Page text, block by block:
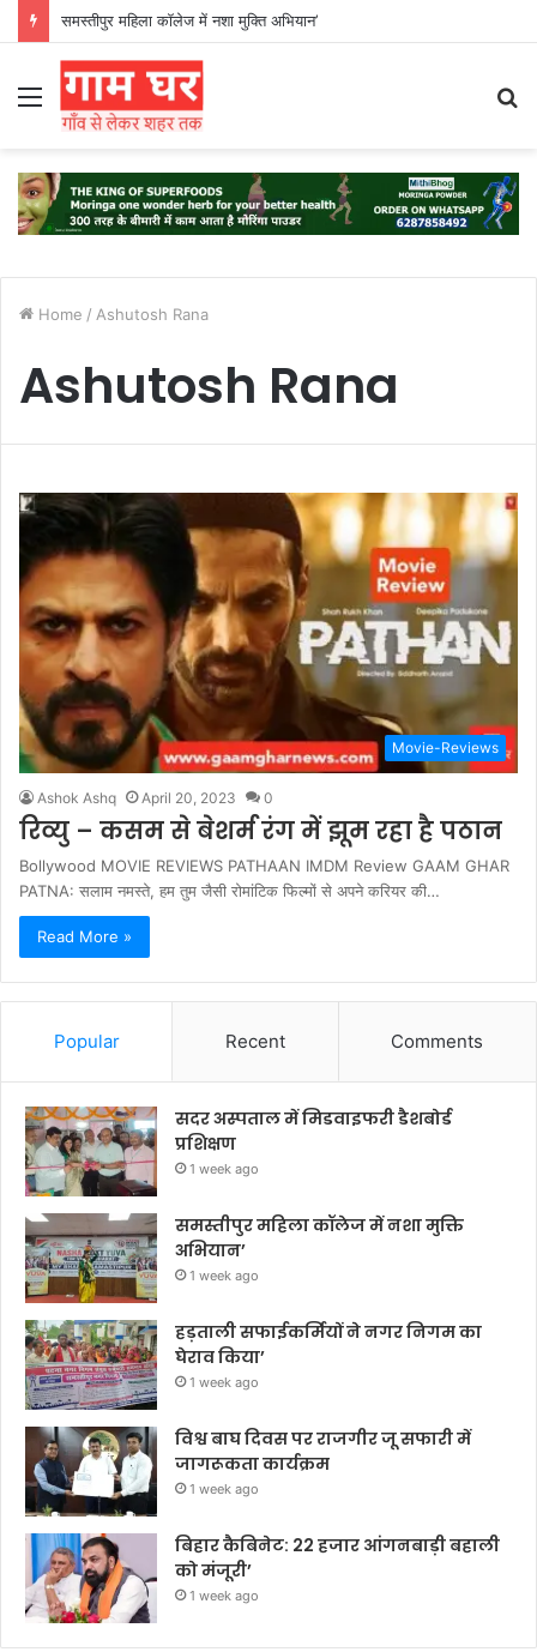
समस्तीपुर महिला कॉलेज में नशा मुक्ति अभियान’
Menu
Home / Ashutosh Rana
Ashutosh Rana
Movie-Reviews
Ashok Ashq April 20, 2023 0
रिव्यु – कसम से बेशर्म रंग में झूम रहा है पठान
Bollywood MOVIE REVIEWS PATHAAN IMDM Review GAAM GHAR
PATNA: सलाम नमस्ते, हम तुम जैसी रोमांटिक फिल्मों से अपने करियर की…
Read More »
Popular Recent Comments
सदर अस्पताल में मिडवाइफरी डैशबोर्ड
प्रशिक्षण
1 week ago
समस्तीपुर महिला कॉलेज में नशा मुक्ति
अभियान’
1 week ago
हड़ताली सफाईकर्मियों ने नगर निगम का
घेराव किया’
1 week ago
विश्व बाघ दिवस पर राजगीर जू सफारी में
जागरूकता कार्यक्रम
1 week ago
बिहार कैबिनेट: 22 हजार आंगनबाड़ी बहाली
को मंजूरी’
1 week ago